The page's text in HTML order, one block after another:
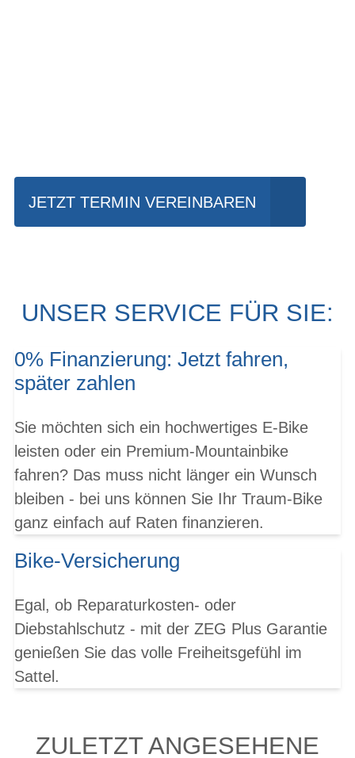
JETZT TERMIN VEREINBAREN
UNSER SERVICE FÜR SIE:
0% Finanzierung: Jetzt fahren,
später zahlen
Sie möchten sich ein hochwertiges E-Bike
leisten oder ein Premium-Mountainbike
fahren? Das muss nicht länger ein Wunsch
bleiben - bei uns können Sie Ihr Traum-Bike
ganz einfach auf Raten finanzieren.
Bike-Versicherung
Egal, ob Reparaturkosten- oder
Diebstahlschutz - mit der ZEG Plus Garantie
genießen Sie das volle Freiheitsgefühl im
Sattel.
ZULETZT ANGESEHENE